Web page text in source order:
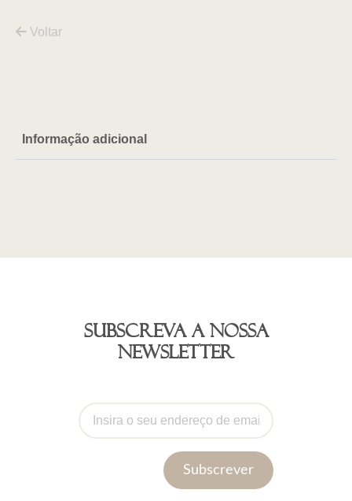
Voltar
Informação adicional
Subscreva a nossa
newsletter
Subscrever